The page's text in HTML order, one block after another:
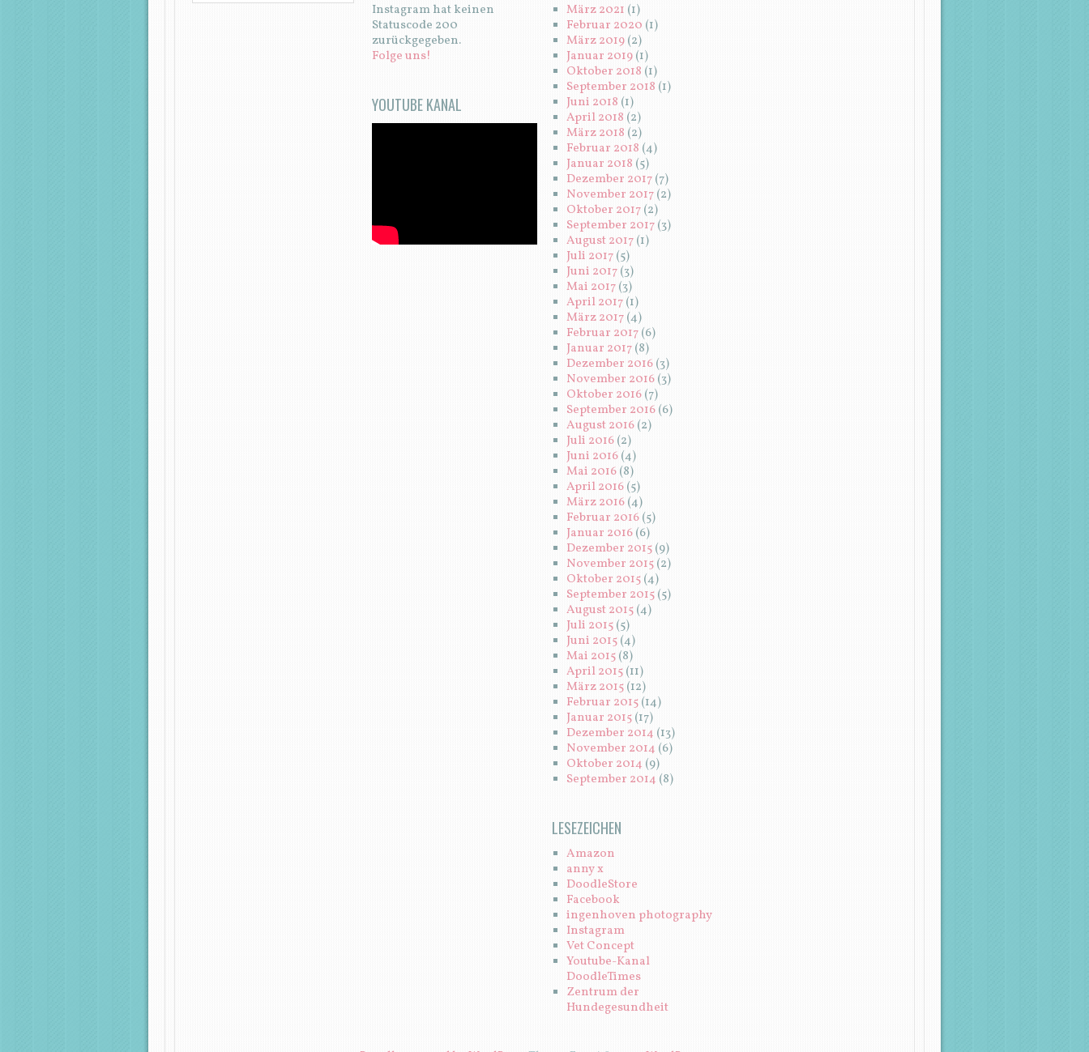
Instagram hat keinen
Statuscode 200
zurückgegeben.
Folge uns!
YOUTUBE KANAL
März 2021 (1)
Februar 2020 (1)
März 2019(2)
Januar 2019(1)
Oktober 2018 (1)
September 2018 (1)
Juni 2018 (1)
April 2018 (2)
März 2018 (2)
Februar 2018 (4)
Januar 2018 (5)
Dezember 2017(7)
November 2017(2)
Oktober 2017(2)
September 2017(3)
August 2017(1)
Juli 2017(5)
Juni 2017(3)
Mai 2017(3)
April 2017(1)
März 2017(4)
Februar 2017(6)
Januar 2017(8)
Dezember 2016(3)
November 2016(3)
Oktober 2016(7)
September 2016(6)
August 2016(2)
Juli 2016(2)
Juni 2016(4)
Mai 2016(8)
April 2016(5)
März 2016(4)
Februar 2016(5)
Januar 2016(6)
Dezember 2015(9)
November 2015(2)
Oktober 2015(4)
September 2015(5)
August 2015(4)
Juli 2015(5)
Juni 2015(4)
Mai 2015(8)
April 2015(11)
März 2015(12)
Februar 2015(14)
Januar 2015(17)
Dezember 2014 (13)
November 2014 (6)
Oktober 2014 (9)
September 2014 (8)
LESEZEICHEN
Amazon
anny x
DoodleStore
Facebook
ingenhoven photography
Instagram
Vet Concept
Youtube-Kanal
DoodleTimes
Zentrum der
Hundegesundheit